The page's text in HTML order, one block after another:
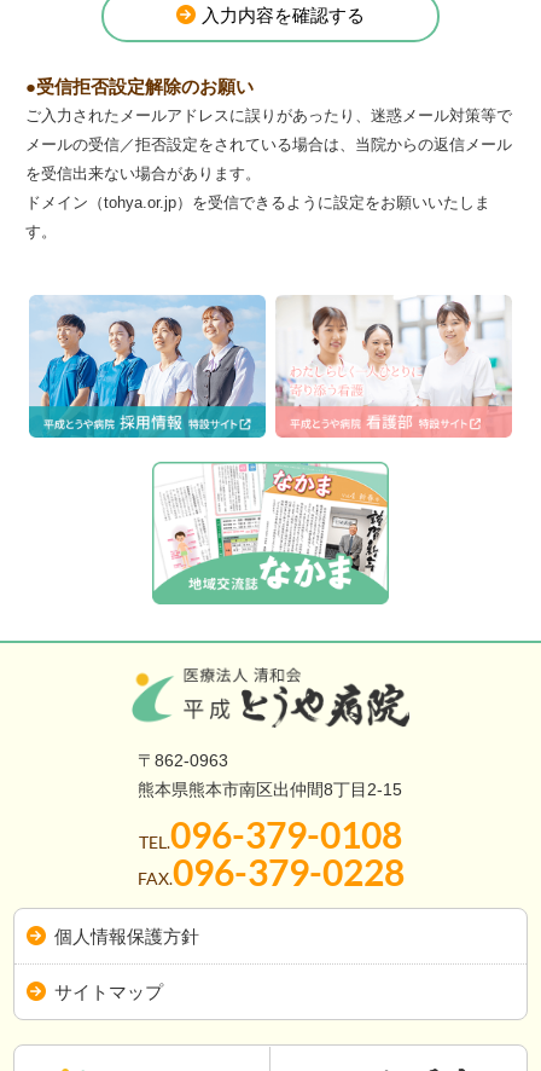
入力内容を確認する
受信拒否設定解除のお願い
ご入力されたメールアドレスに誤りがあったり、迷惑メール対策等で
メールの受信／拒否設定をされている場合は、当院からの返信メール
を受信出来ない場合があります。
ドメイン（tohya.or.jp）を受信できるように設定をお願いいたしま
す。
〒862-0963
熊本県熊本市南区出仲間8丁目2-15
TEL.096-379-0108
FAX.096-379-0228
個人情報保護方針
サイトマップ